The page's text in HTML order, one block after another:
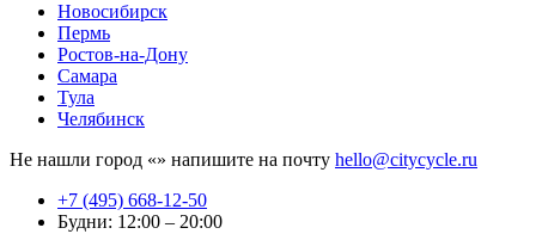
Новосибирск
Пермь
Ростов-на-Дону
Самара
Тула
Челябинск
Не нашли город «» напишите на почту hello@citycycle.ru
+7 (495) 668-12-50
Будни: 12:00 – 20:00